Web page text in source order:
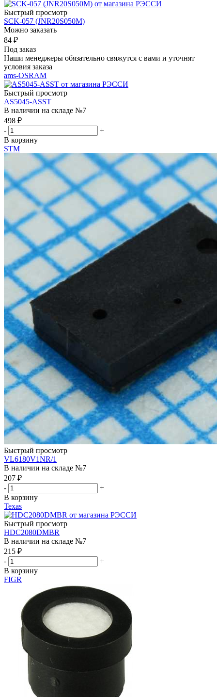
Быстрый просмотр
SCK-057 (JNR20S050M)
Можно заказать
84 ₽
Под заказ
Наши менеджеры обязательно свяжутся с вами и уточнят
условия заказа
ams-OSRAM
Быстрый просмотр
AS5045-ASST
В наличии на складе №7
498 ₽
-
+
В корзину
STM
Быстрый просмотр
VL6180V1NR/1
В наличии на складе №7
207 ₽
-
+
В корзину
Texas
Быстрый просмотр
HDC2080DMBR
В наличии на складе №7
215 ₽
-
+
В корзину
FIGR